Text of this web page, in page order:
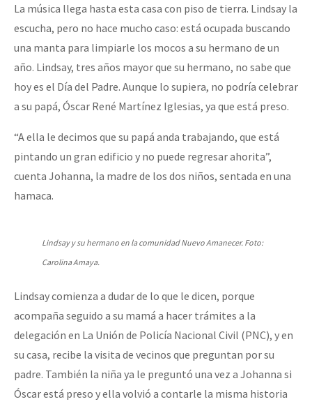
La música llega hasta esta casa con piso de tierra. Lindsay la
escucha, pero no hace mucho caso: está ocupada buscando
una manta para limpiarle los mocos a su hermano de un
año. Lindsay, tres años mayor que su hermano, no sabe que
hoy es el Día del Padre. Aunque lo supiera, no podría celebrar
a su papá, Óscar René Martínez Iglesias, ya que está preso.
“A ella le decimos que su papá anda trabajando, que está
pintando un gran edificio y no puede regresar ahorita”,
cuenta Johanna, la madre de los dos niños, sentada en una
hamaca.
Lindsay y su hermano en la comunidad Nuevo Amanecer. Foto:
Carolina Amaya.
Lindsay comienza a dudar de lo que le dicen, porque
acompaña seguido a su mamá a hacer trámites a la
delegación en La Unión de Policía Nacional Civil (PNC), y en
su casa, recibe la visita de vecinos que preguntan por su
padre. También la niña ya le preguntó una vez a Johanna si
Óscar está preso y ella volvió a contarle la misma historia